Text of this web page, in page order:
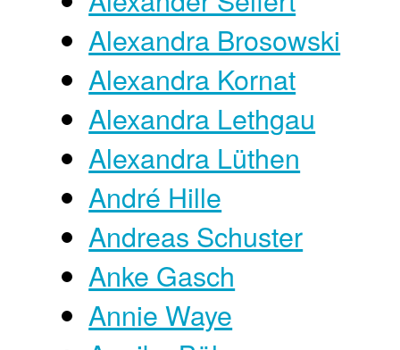
Alexandra Brosowski
Alexandra Kornat
Alexandra Lethgau
Alexandra Lüthen
André Hille
Andreas Schuster
Anke Gasch
Annie Waye